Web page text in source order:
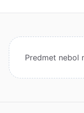
Predmet nebol